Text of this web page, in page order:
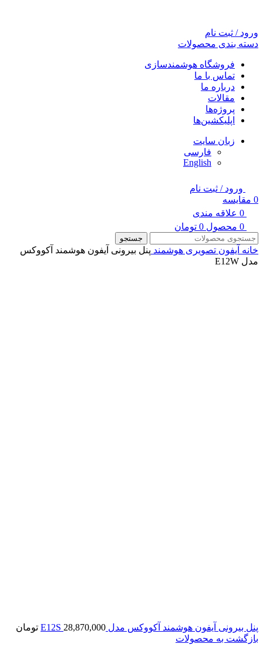
ورود / ثبت نام
دسته بندی محصولات
فروشگاه هوشمندسازی
تماس با ما
درباره ما
مقالات
پروژه‌ها
اپلیکشین‌ها
زبان سایت
فارسی
English
ورود / ثبت نام
0 مقایسه
0 علاقه مندی
0 محصول 0 تومان
جستجو
خانه آیفون تصویری هوشمند پنل بیرونی آیفون هوشمند آکووکس
مدل E12W
پنل بیرونی آیفون هوشمند آکووکس مدل E12S 28,870,000
تومان
بازگشت به محصولات